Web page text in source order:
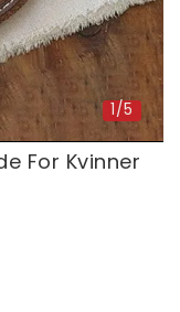
1/5
For Kvinner